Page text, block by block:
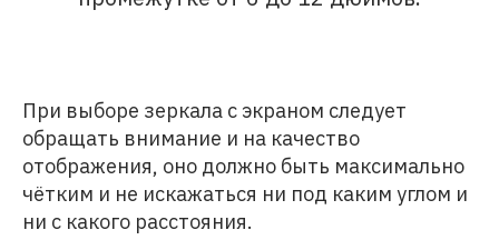
При выборе зеркала с экраном следует
обращать внимание и на качество
отображения, оно должно быть максимально
чётким и не искажаться ни под каким углом и
ни с какого расстояния.